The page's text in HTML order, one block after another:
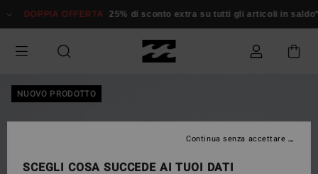
alle
prodotto
DOPPIA OFFERTA 25% di sconto extra su tutti gli articoli in saldo*
NUOVO PRODOTTO
SCEGLI COSA SUCCEDE AI TUOI DATI
Continua senza accettare